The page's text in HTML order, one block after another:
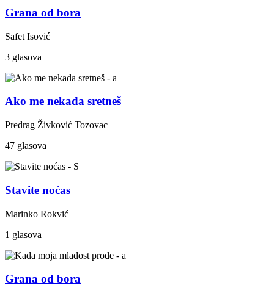
Grana od bora
Safet Isović
3 glasova
Ako me nekada sretneš
Predrag Živković Tozovac
47 glasova
Stavite noćas
Marinko Rokvić
1 glasova
Grana od bora